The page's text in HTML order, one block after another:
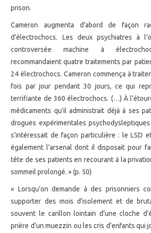
prison.
Cameron augmenta d’abord de façon
d’électrochocs. Les deux psychiatres à
controversée machine à
recommandaient quatre traitements par
24 électrochocs. Cameron commença à
fois par jour pendant 30 jours, ce qui
terrifiante de 360 électrochocs. (…) À
médicaments qu’il administrait déjà à ses
drogues expérimentales
s’intéressait de façon particulière : le LSD
également l’arsenal dont il disposait pour
tête de ses patients en recourant à la
sommeil prolongé. » (p. 50)
« Lorsqu’on demande à des prisonniers
supporter des mois d’isolement et de
souvent le carillon lointain d’une cloche
prière d’un muezzin ou les cris d’enfants qui